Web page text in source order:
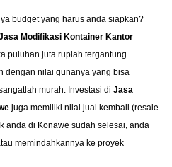
budget yang harus anda siapkan?
Modifikasi Kontainer Kantor
puluhan juta rupiah tergantung
dengan nilai gunanya yang bisa
murah. Investasi di Jasa
juga memiliki nilai jual kembali (resale
anda di Konawe sudah selesai, anda
memindahkannya ke proyek